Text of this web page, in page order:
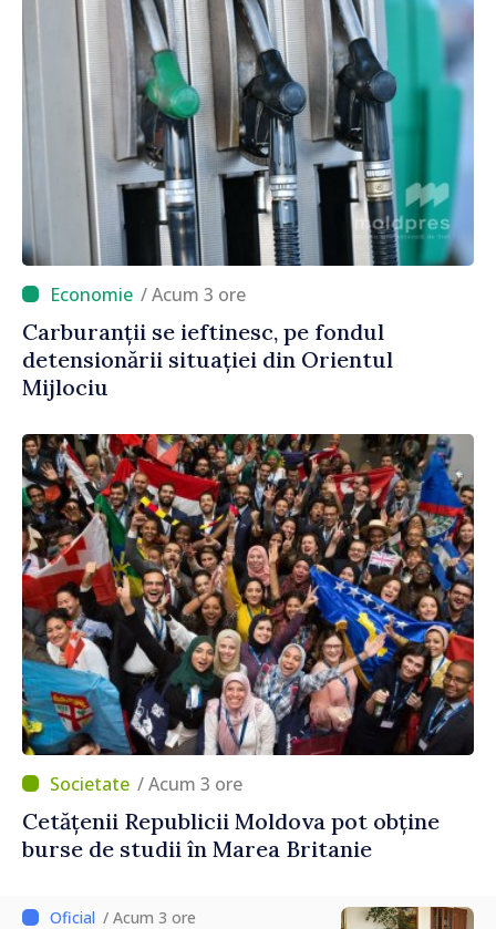
/ Acum 3 ore
Carburanții se ieftinesc, pe fondul
detensionării situației din Orientul
Mijlociu
/ Acum 3 ore
Cetățenii Republicii Moldova pot obține
burse de studii în Marea Britanie
/ Acum 3 ore